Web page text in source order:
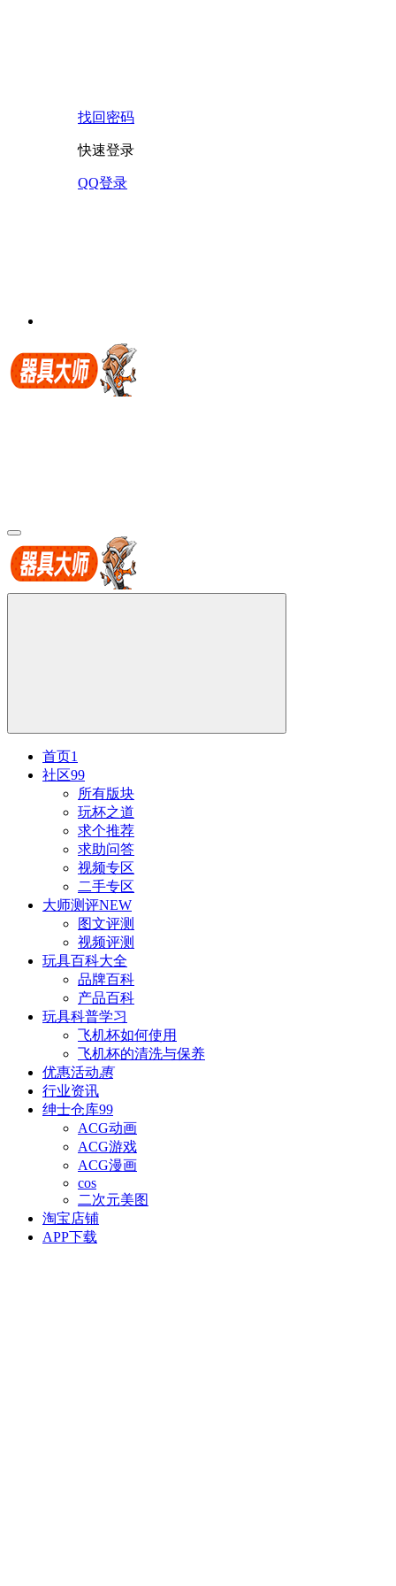
找回密码
快速登录
QQ登录
首页1
社区99
所有版块
玩杯之道
求个推荐
求助问答
视频专区
二手专区
大师测评NEW
图文评测
视频评测
玩具百科大全
品牌百科
产品百科
玩具科普学习
飞机杯如何使用
飞机杯的清洗与保养
优惠活动惠
行业资讯
绅士仓库99
ACG动画
ACG游戏
ACG漫画
cos
二次元美图
淘宝店铺
APP下载